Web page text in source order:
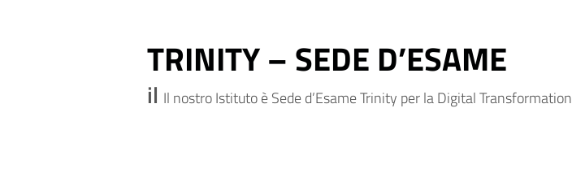
TRINITY – SEDE D’ESAME
il Il nostro Istituto è Sede d’Esame Trinity per la Digital Transformation